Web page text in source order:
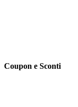
Coupon e Sconti